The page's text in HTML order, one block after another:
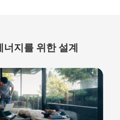
지를 위한 설계